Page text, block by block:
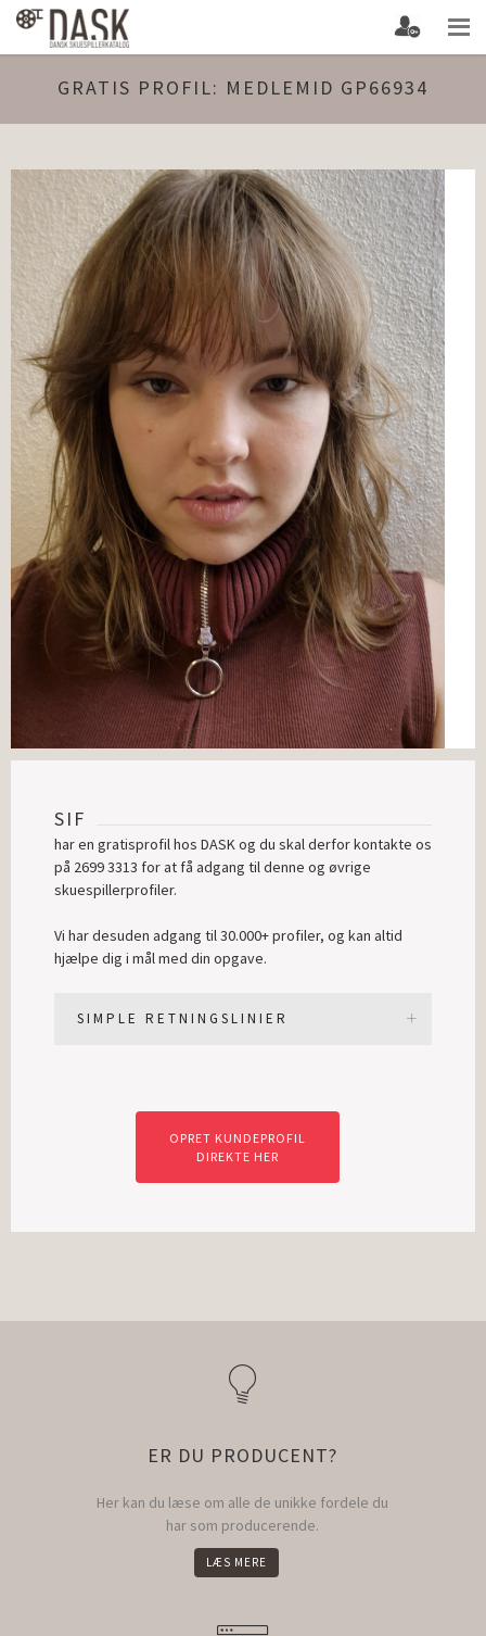
GRATIS PROFIL: MEDLEMID GP66934
SIF
har en gratisprofil hos DASK og du skal derfor kontakte os
på 2699 3313 for at få adgang til denne og øvrige
skuespillerprofiler.
Vi har desuden adgang til 30.000+ profiler, og kan altid
hjælpe dig i mål med din opgave.
SIMPLE RETNINGSLINIER
OPRET KUNDEPROFIL
DIREKTE HER
ER DU PRODUCENT?
Her kan du læse om alle de unikke fordele du
har som producerende.
LÆS MERE